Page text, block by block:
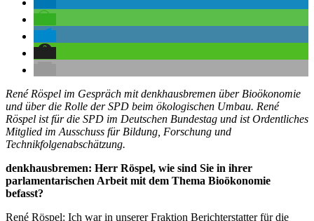
René Röspel im Gespräch mit denkhausbremen über Bioökonomie
und über die Rolle der SPD beim ökologischen Umbau. René
Röspel ist für die SPD im Deutschen Bundestag und ist Ordentliches
Mitglied im Ausschuss für Bildung, Forschung und
Technikfolgenabschätzung.
denkhausbremen: Herr Röspel, wie sind Sie in ihrer
parlamentarischen Arbeit mit dem Thema Bioökonomie
befasst?
René Röspel: Ich war in unserer Fraktion Berichterstatter für die